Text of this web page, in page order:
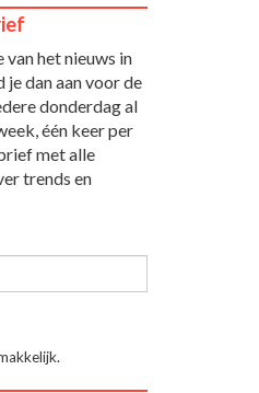
het nieuws in
dan aan voor de
donderdag al
één keer per
met alle
trends en